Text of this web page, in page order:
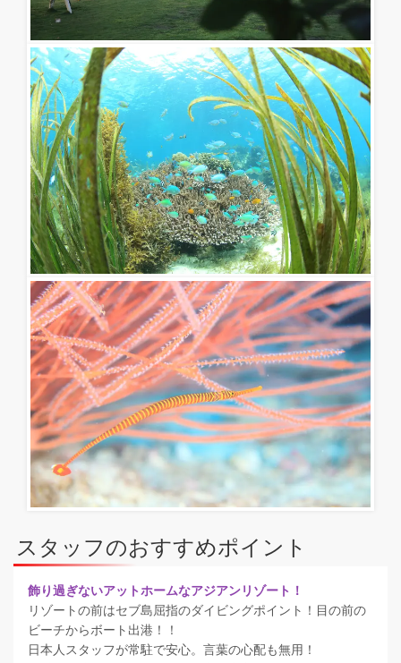
スタッフのおすすめポイント
飾り過ぎないアットホームなアジアンリゾート！
リゾートの前はセブ島屈指のダイビングポイント！目の前の
ビーチからボート出港！！
日本人スタッフが常駐で安心。言葉の心配も無用！